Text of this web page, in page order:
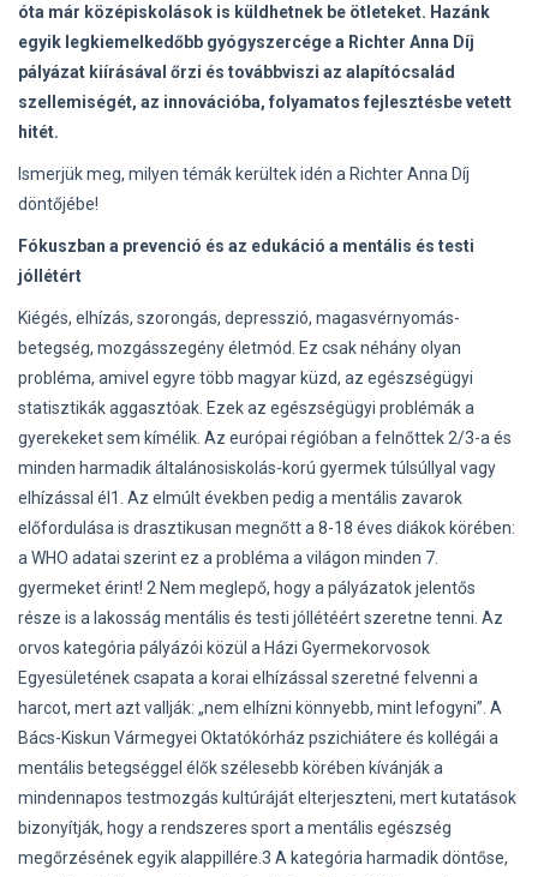
óta már középiskolások is küldhetnek be ötleteket. Hazánk
egyik legkiemelkedőbb gyógyszercége a Richter Anna Díj
pályázat kiírásával őrzi és továbbviszi az alapítócsalád
szellemiségét, az innovációba, folyamatos fejlesztésbe vetett
hitét.
Ismerjük meg, milyen témák kerültek idén a Richter Anna Díj
döntőjébe!
Fókuszban a prevenció és az edukáció a mentális és testi
jóllétért
Kiégés, elhízás, szorongás, depresszió, magasvérnyomás-
betegség, mozgásszegény életmód. Ez csak néhány olyan
probléma, amivel egyre több magyar küzd, az egészségügyi
statisztikák aggasztóak. Ezek az egészségügyi problémák a
gyerekeket sem kímélik. Az európai régióban a felnőttek 2/3-a és
minden harmadik általánosiskolás-korú gyermek túlsúllyal vagy
elhízással él1. Az elmúlt években pedig a mentális zavarok
előfordulása is drasztikusan megnőtt a 8-18 éves diákok körében:
a WHO adatai szerint ez a probléma a világon minden 7.
gyermeket érint! 2 Nem meglepő, hogy a pályázatok jelentős
része is a lakosság mentális és testi jóllétéért szeretne tenni. Az
orvos kategória pályázói közül a Házi Gyermekorvosok
Egyesületének csapata a korai elhízással szeretné felvenni a
harcot, mert azt vallják: „nem elhízni könnyebb, mint lefogyni”. A
Bács-Kiskun Vármegyei Oktatókórház pszichiátere és kollégái a
mentális betegséggel élők szélesebb körében kívánják a
mindennapos testmozgás kultúráját elterjeszteni, mert kutatások
bizonyítják, hogy a rendszeres sport a mentális egészség
megőrzésének egyik alappillére.3 A kategória harmadik döntőse,